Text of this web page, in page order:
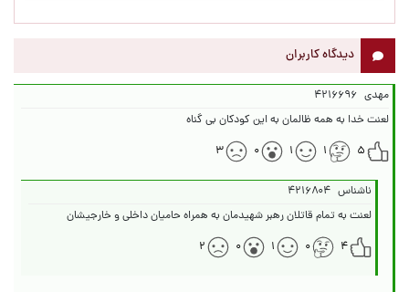
دیدگاه کاربران
مهدی ۴۲۱۶۶۹۶
لعنت خدا به همه ظالمان به این کودکان بی گناه
۵
۱ ۱ ۰ ۳
ناشناس ۴۲۱۶۸۰۴
لعنت به تمام قاتلان رهبر شهیدمان به همراه حامیان داخلی و خارجیشان
۴
۰ ۱ ۰ ۲